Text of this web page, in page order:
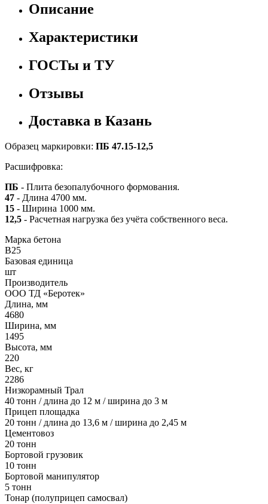
Описание
Характеристики
ГОСТы и ТУ
Отзывы
Доставка в Казань
Образец маркировки: ПБ 47.15-12,5
Расшифровка:
ПБ - Плита безопалубочного формования.
47 - Длина 4700 мм.
15 - Ширина 1000 мм.
12,5 - Расчетная нагрузка без учёта собственного веса.
Марка бетона
B25
Базовая единица
шт
Производитель
ООО ТД «Беротек»
Длина, мм
4680
Ширина, мм
1495
Высота, мм
220
Вес, кг
2286
Низкорамный Трал
40 тонн / длина до 12 м / ширина до 3 м
Прицеп площадка
20 тонн / длина до 13,6 м / ширина до 2,45 м
Цементовоз
20 тонн
Бортовой грузовик
10 тонн
Бортовой манипулятор
5 тонн
Тонар (полуприцеп самосвал)